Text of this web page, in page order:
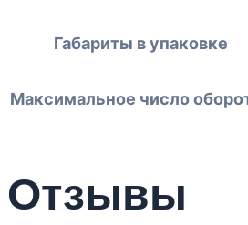
Габариты в упаковке
Максимальное число
Отзывы